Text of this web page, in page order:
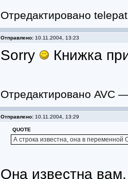
Отредактировано
Отправлено:10.11.2004, 13:23
Sorry Книжка
Отредактировано AVC
Отправлено:10.11.2004, 13:29
QUOTE
А строка известна, она в переменной
Она известна